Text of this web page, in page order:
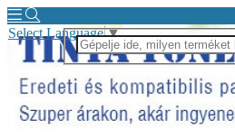
Select Language▼